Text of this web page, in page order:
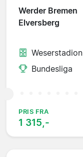
Werder Bremen
Elversberg
Weserstadion
Bundesliga
PRIS FRA
1 315,-